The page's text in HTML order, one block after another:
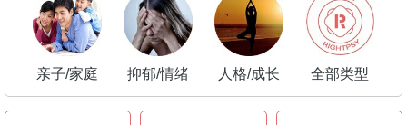
亲子/家庭 抑郁/情绪 人格/成长 全部类型